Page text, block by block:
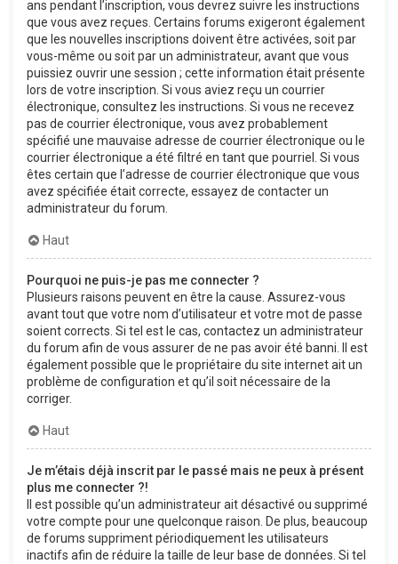
ans pendant l’inscription, vous devrez suivre les instructions
que vous avez reçues. Certains forums exigeront également
que les nouvelles inscriptions doivent être activées, soit par
vous-même ou soit par un administrateur, avant que vous
puissiez ouvrir une session ; cette information était présente
lors de votre inscription. Si vous aviez reçu un courrier
électronique, consultez les instructions. Si vous ne recevez
pas de courrier électronique, vous avez probablement
spécifié une mauvaise adresse de courrier électronique ou le
courrier électronique a été filtré en tant que pourriel. Si vous
êtes certain que l’adresse de courrier électronique que vous
avez spécifiée était correcte, essayez de contacter un
administrateur du forum.
Haut
Pourquoi ne puis-je pas me connecter ?
Plusieurs raisons peuvent en être la cause. Assurez-vous
avant tout que votre nom d’utilisateur et votre mot de passe
soient corrects. Si tel est le cas, contactez un administrateur
du forum afin de vous assurer de ne pas avoir été banni. Il est
également possible que le propriétaire du site internet ait un
problème de configuration et qu’il soit nécessaire de la
corriger.
Haut
Je m’étais déjà inscrit par le passé mais ne peux à présent
plus me connecter ?!
Il est possible qu’un administrateur ait désactivé ou supprimé
votre compte pour une quelconque raison. De plus, beaucoup
de forums suppriment périodiquement les utilisateurs
inactifs afin de réduire la taille de leur base de données. Si tel